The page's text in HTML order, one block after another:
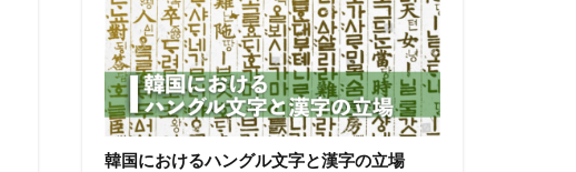
韓国におけるハングル文字と漢字の立場